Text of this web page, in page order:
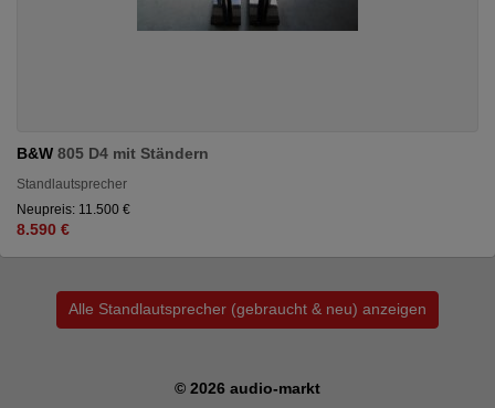
B&W 805 D4 mit Ständern
Standlautsprecher
Neupreis: 11.500 €
8.590 €
Alle Standlautsprecher (gebraucht & neu) anzeigen
© 2026 audio-markt